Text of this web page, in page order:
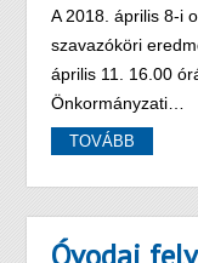
A 2018. április 8-i
szavazóköri
április 11. 16.00
Önkormányzati…
TOVÁBB